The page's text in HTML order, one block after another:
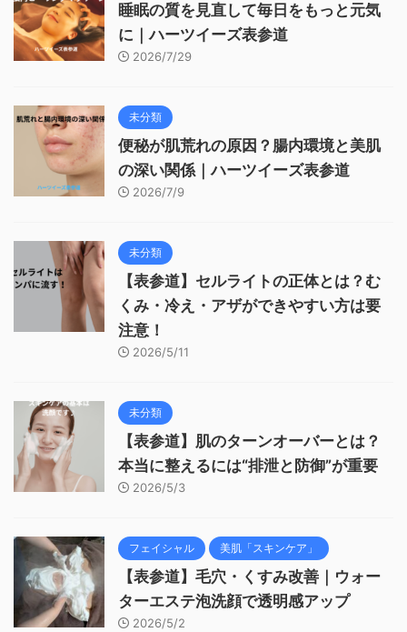
睡眠の質を見直して毎日をもっと元気
に｜ハーツイーズ表参道
2026/7/29
未分類
便秘が肌荒れの原因？腸内環境と美肌
の深い関係｜ハーツイーズ表参道
2026/7/9
未分類
【表参道】セルライトの正体とは？む
くみ・冷え・アザができやすい方は要
注意！
2026/5/11
未分類
【表参道】肌のターンオーバーとは？
本当に整えるには“排泄と防御”が重要
2026/5/3
フェイシャル 美肌「スキンケア」
【表参道】毛穴・くすみ改善｜ウォー
ターエステ泡洗顔で透明感アップ
2026/5/2